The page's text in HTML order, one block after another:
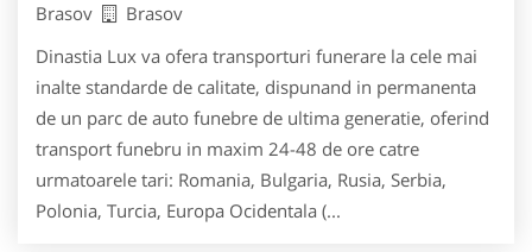
Brasov
Brasov
Dinastia Lux va ofera transporturi funerare la cele mai
inalte standarde de calitate, dispunand in permanenta
de un parc de auto funebre de ultima generatie, oferind
transport funebru in maxim 24-48 de ore catre
urmatoarele tari: Romania, Bulgaria, Rusia, Serbia,
Polonia, Turcia, Europa Ocidentala (...